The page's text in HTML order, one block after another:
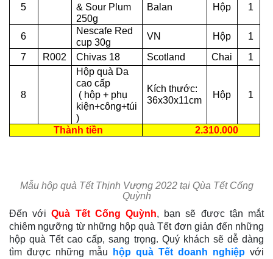
5
& Sour Plum
250g
Balan Hộp 1
6
Nescafe Red
cup 30g
VN Hộp
1
7
R002 Chivas 18 Scotland Chai 1
8
Hộp quà Da
cao cấp
( hộp + phụ
kiện+công+túi
)
Kích thước:
36x30x11cm
Hộp 1
Thành tiền 2.310.000
Mẫu hộp quà Tết Thịnh Vượng 2022 tại Qùa Tết Cống
Quỳnh
Đến vớiQuà Tết Cống Quỳnh, bạn sẽ được tận mắt
chiêm ngưỡng từ những hộp quà Tết đơn giản đến những
hộp quà Tết cao cấp, sang trọng. Quý khách sẽ dễ dàng
tìm được những mẫu
hộp quà Tết doanh nghiệp với